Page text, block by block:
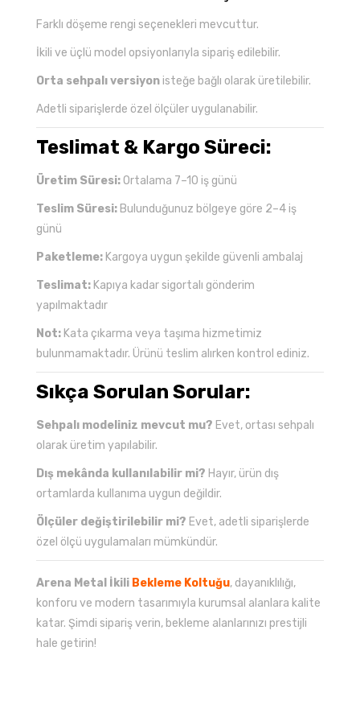
Farklı döşeme rengi seçenekleri mevcuttur.
İkili ve üçlü model opsiyonlarıyla sipariş edilebilir.
Orta sehpalı versiyon isteğe bağlı olarak üretilebilir.
Adetli siparişlerde özel ölçüler uygulanabilir.
Teslimat & Kargo Süreci:
Üretim Süresi: Ortalama 7–10 iş günü
Teslim Süresi: Bulunduğunuz bölgeye göre 2–4 iş
günü
Paketleme: Kargoya uygun şekilde güvenli ambalaj
Teslimat: Kapıya kadar sigortalı gönderim
yapılmaktadır
Not: Kata çıkarma veya taşıma hizmetimiz
bulunmamaktadır. Ürünü teslim alırken kontrol ediniz.
Sıkça Sorulan Sorular:
Sehpalı modeliniz mevcut mu? Evet, ortası sehpalı
olarak üretim yapılabilir.
Dış mekânda kullanılabilir mi? Hayır, ürün dış
ortamlarda kullanıma uygun değildir.
Ölçüler değiştirilebilir mi? Evet, adetli siparişlerde
özel ölçü uygulamaları mümkündür.
Arena Metal İkili Bekleme Koltuğu, dayanıklılığı,
konforu ve modern tasarımıyla kurumsal alanlara kalite
katar. Şimdi sipariş verin, bekleme alanlarınızı prestijli
hale getirin!